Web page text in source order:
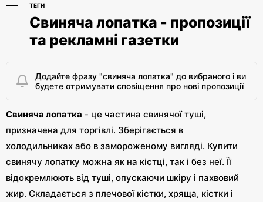
ТЕГИ
Свиняча лопатка - пропозиції
та рекламні газетки
Додайте фразу "свиняча лопатка" до вибраного і ви
будете отримувати сповіщення про нові пропозиції
Свиняча лопатка - це частина свинячої туші,
призначена для торгівлі. Зберігається в
холодильниках або в замороженому вигляді. Купити
свинячу лопатку можна як на кістці, так і без неї. Її
відокремлюють від туші, опускаючи шкіру і пахвовий
жир. Складається з плечової кістки, хряща, кістки і